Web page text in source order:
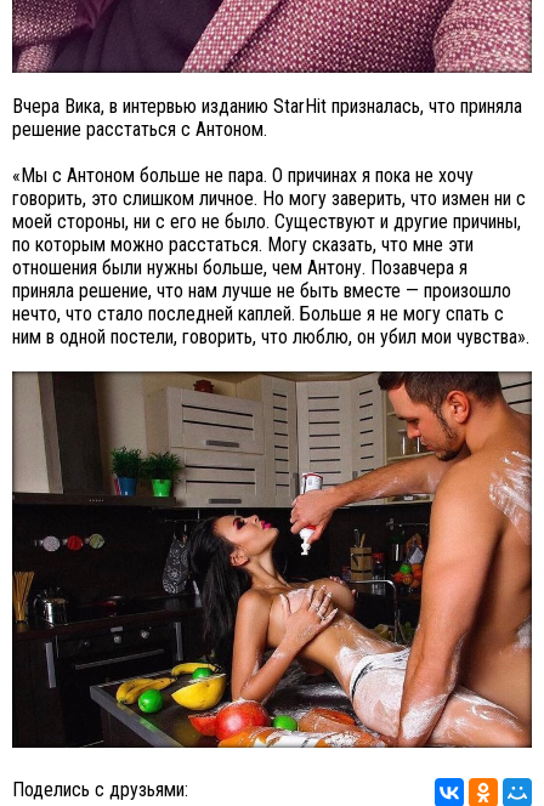
Вчера Вика, в интервью изданию StarHit призналась, что приняла
решение расстаться с Антоном.
«Мы с Антоном больше не пара. О причинах я пока не хочу
говорить, это слишком личное. Но могу заверить, что измен ни с
моей стороны, ни с его не было. Существуют и другие причины,
по которым можно расстаться. Могу сказать, что мне эти
отношения были нужны больше, чем Антону. Позавчера я
приняла решение, что нам лучше не быть вместе — произошло
нечто, что стало последней каплей. Больше я не могу спать с
ним в одной постели, говорить, что люблю, он убил мои чувства».
Поделись с друзьями: